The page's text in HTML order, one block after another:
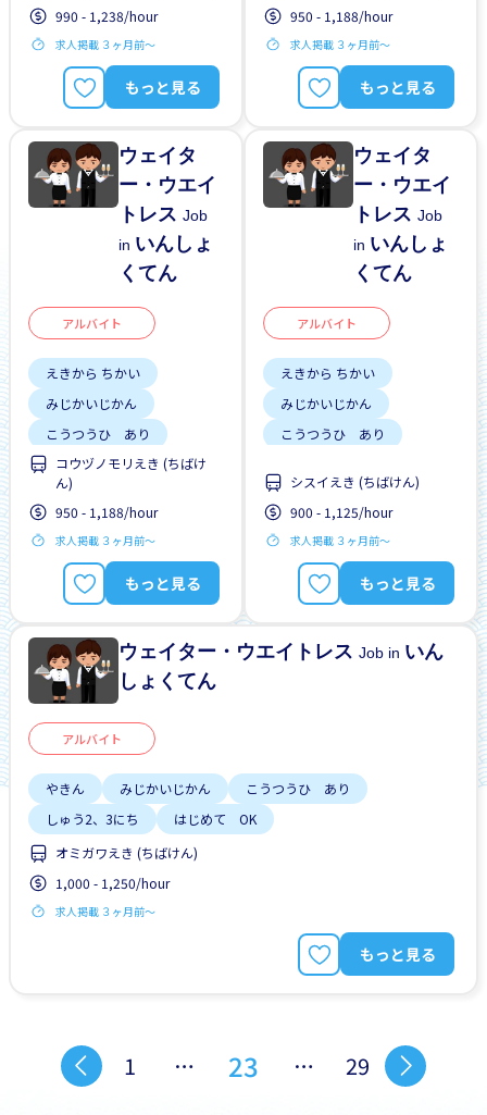
はじめて OK
990 - 1,238/hour
求人掲載 ３ヶ月前〜
もっと見る
はじめて OK
950 - 1,188/hour
求人掲載 ３ヶ月前〜
もっと見る
ウェイタ
ー・ウエイ
トレスJob
in いんしょ
くてん
アルバイト
えきから ちかい
みじかいじかん
こうつうひ あり
しゅう2、3にち
はじめて OK
コウヅノモリえき (ちばけ
ん)
950 - 1,188/hour
求人掲載 ３ヶ月前〜
もっと見る
ウェイタ
ー・ウエイ
トレスJob
in いんしょ
くてん
アルバイト
えきから ちかい
みじかいじかん
こうつうひ あり
はじめて OK
シスイえき (ちばけん)
900 - 1,125/hour
求人掲載 ３ヶ月前〜
もっと見る
ウェイター・ウエイトレスJob in いん
しょくてん
アルバイト
やきん みじかいじかん
こうつうひ あり
しゅう2、3にち
はじめて OK
オミガワえき (ちばけん)
1,000 - 1,250/hour
求人掲載 ３ヶ月前〜
もっと見る
1 … 23 … 29